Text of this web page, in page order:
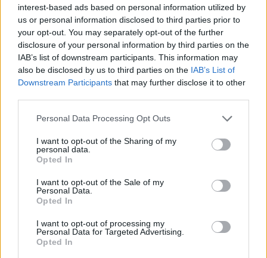
interest-based ads based on personal information utilized by
us or personal information disclosed to third parties prior to
your opt-out. You may separately opt-out of the further
disclosure of your personal information by third parties on the
IAB’s list of downstream participants. This information may
also be disclosed by us to third parties on the IAB’s List of
Downstream Participants that may further disclose it to other
Personal Data Processing Opt Outs
I want to opt-out of the Sharing of my
personal data.
Opted In
I want to opt-out of the Sale of my
Personal Data.
Opted In
I want to opt-out of processing my
Personal Data for Targeted Advertising.
Opted In
tvidea.si
Vse pravice pridržane © 2026
Tematike
Slovenija
Svet
Gospodarstvo
Zdravje
Šport
Kultura
Zadnje novice
Dogodki
Igre